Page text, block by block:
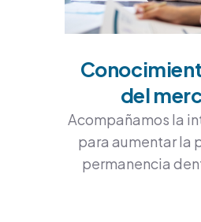
del
Acompañamos la
para aumentar la
permanencia